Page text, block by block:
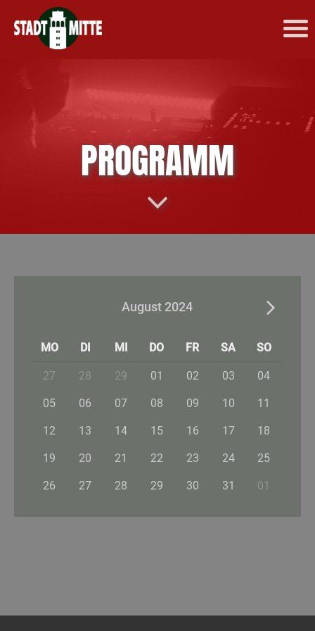
PROGRAMM
August 2024
MO DI MI DO FR SA SO
27 28 29 01 02 03 04
05 06 07 08 09 10 11
12 13 14 15 16 17 18
19 20 21 22 23 24 25
26 27 28 29 30 31 01